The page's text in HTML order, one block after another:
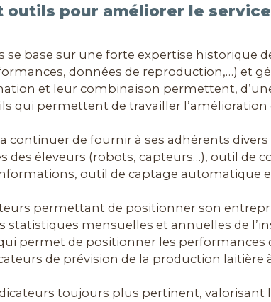
outils pour améliorer le service
se base sur une forte expertise historique
données de reproduction,…) et
et leur combinaison permettent,
qui permettent de travailler
continuer de fournir à ses adhérents
des éleveurs (robots, capteurs…), outil de
outil de captage automatique
permettant de positionner son
statistiques mensuelles et annuelles de
permet de positionner les performances
de prévision de la production
toujours plus pertinent, valorisant